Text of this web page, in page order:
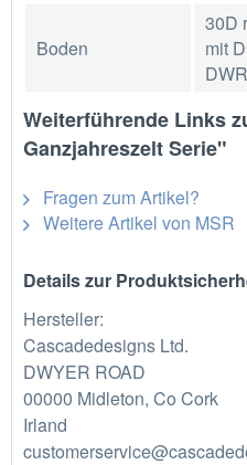
Boden
30D
mit
DWR
Weiterführende Links
Ganzjahreszelt Serie"
Fragen zum Artikel?
Weitere Artikel von MSR
Details zur
Hersteller:
Cascadedesigns Ltd.
DWYER ROAD
00000 Midleton, Co Cork
Irland